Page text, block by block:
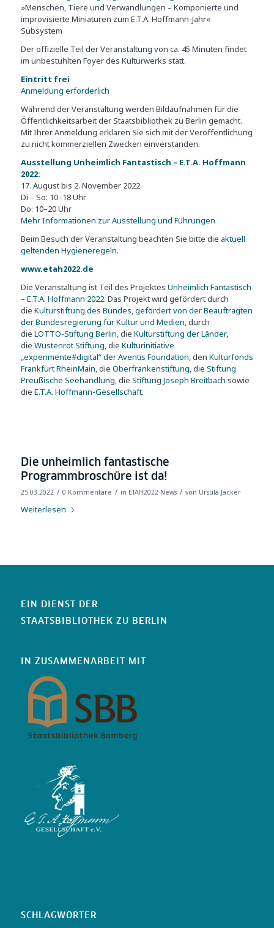
»Menschen, Tiere und Verwandlungen – Komponierte und
improvisierte Miniaturen zum E.T.A. Hoffmann-Jahr«
Subsystem
Der offizielle Teil der Veranstaltung von ca. 45 Minuten findet
im unbestuhlten Foyer des Kulturwerks statt.
Eintritt frei
Anmeldung erforderlich
Während der Veranstaltung werden Bildaufnahmen für die
Öffentlichkeitsarbeit der Staatsbibliothek zu Berlin gemacht.
Mit Ihrer Anmeldung erklären Sie sich mit der Veröffentlichung
zu nicht kommerziellen Zwecken einverstanden.
Ausstellung Unheimlich Fantastisch – E.T.A. Hoffmann
2022:
17. August bis 2. November 2022
Di – So: 10–18 Uhr
Do: 10–20 Uhr
Mehr Informationen zur Ausstellung und Führungen
Beim Besuch der Veranstaltung beachten Sie bitte die aktuell
geltenden Hygieneregeln.
www.etah2022.de
Die Veranstaltung ist Teil des Projektes Unheimlich Fantastisch
– E.T.A. Hoffmann 2022. Das Projekt wird gefördert durch
die Kulturstiftung des Bundes,gefördert von der Beauftragten
der Bundesregierung für Kultur und Medien, durch
die LOTTO-Stiftung Berlin, die Kulturstiftung der Länder,
die Wüstenrot Stiftung, die Kulturinitiative
„experimente#digital“ der Aventis Foundation, den Kulturfonds
Frankfurt RheinMain, die Oberfrankenstiftung, die Stiftung
Preußische Seehandlung, die Stiftung Joseph Breitbach sowie
die E.T.A. Hoffmann-Gesellschaft.
Die unheimlich fantastische
Programmbroschüre ist da!
25.03.2022 / 0 Kommentare / in ETAH2022 News / von Ursula Jäcker
Weiterlesen
EIN DIENST DER
STAATSBIBLIOTHEK ZU BERLIN
IN ZUSAMMENARBEIT MIT
SCHLAGWÖRTER